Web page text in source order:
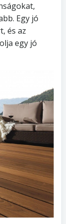
Egy jó
és az
egy jó